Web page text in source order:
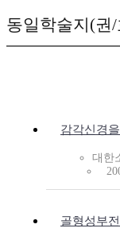
동일학술지(권
감각신경
대한
골형성부